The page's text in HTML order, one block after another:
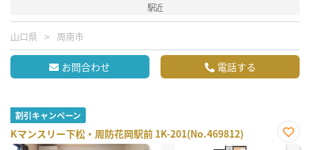
駅近
山口県 周南市
お問合わせ 電話する
割引キャンペーン
Kマンスリー下松・周防花岡駅前 1K-201(No.469812)